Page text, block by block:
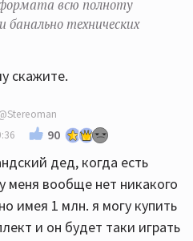
всю полноту
технических
скажите.
90
дед, когда есть
меня вообще нет никакого
имея 1 млн. я могу купить
и он будет таки играть